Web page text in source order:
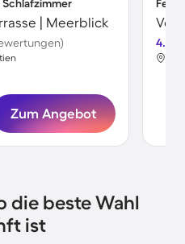
Schlafzimmer
| Meerblick
Zum Angebot
4.8
die beste Wahl
ist